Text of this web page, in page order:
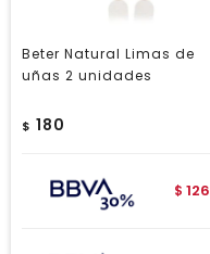
Beter Natural Limas de
uñas 2 unidades
$ 180
$ 126